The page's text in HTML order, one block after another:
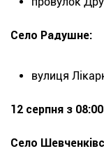
Село Радушне:
вулиця
12 серпня з
Село